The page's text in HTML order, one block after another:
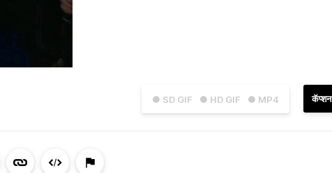
● SD GIF ● HD GIF ● MP4 कॅप्शन